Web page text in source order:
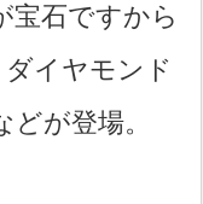
宝石ですから
イヤモンド
が登場。